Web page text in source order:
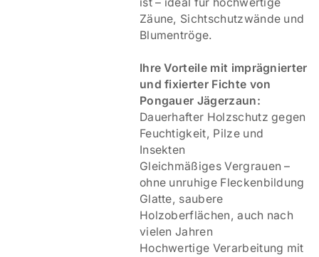
Zäune, Sichtschutzwände und
Blumentröge.
Ihre Vorteile mit imprägnierter
und fixierter Fichte von
Pongauer Jägerzaun:
Dauerhafter Holzschutz gegen
Feuchtigkeit, Pilze und
Insekten
Gleichmäßiges Vergrauen –
ohne unruhige Fleckenbildung
Glatte, saubere
Holzoberflächen, auch nach
vielen Jahren
Hochwertige Verarbeitung mit